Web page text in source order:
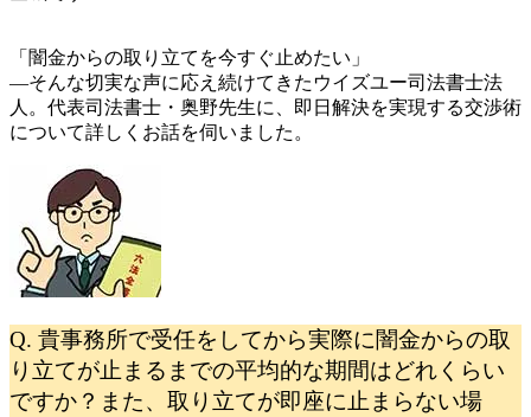
「闇金からの取り立てを今すぐ止めたい」
—そんな切実な声に応え続けてきたウイズユー司法書士法
人。代表司法書士・奥野先生に、即日解決を実現する交渉術
について詳しくお話を伺いました。
Q. 貴事務所で受任をしてから実際に闇金からの取
り立てが止まるまでの平均的な期間はどれくらい
ですか？また、取り立てが即座に止まらない場